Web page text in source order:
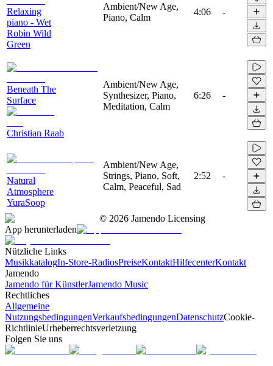
Relaxing
piano - Wet
Robin Wild
Green
Ambient/New Age,
Piano, Calm
4:06 -
Beneath The
Surface
Christian Raab
Ambient/New Age,
Synthesizer, Piano,
Meditation, Calm
6:26 -
Natural
Atmosphere
YuraSoop
Ambient/New Age,
Strings, Piano, Soft,
Calm, Peaceful, Sad
2:52 -
© 2026 Jamendo Licensing
App herunterladen
Nützliche Links
MusikkatalogIn-Store-RadiosPreiseKontaktHilfecenterKontakt
Jamendo
Jamendo für KünstlerJamendo Music
Rechtliches
Allgemeine
NutzungsbedingungenVerkaufsbedingungenDatenschutzCookie-
RichtlinieUrheberrechtsverletzung
Folgen Sie uns